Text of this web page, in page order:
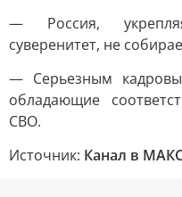
— Россия,
суверенитет, не
— Серьезным
обладающие
СВО.
Источник: Канал в